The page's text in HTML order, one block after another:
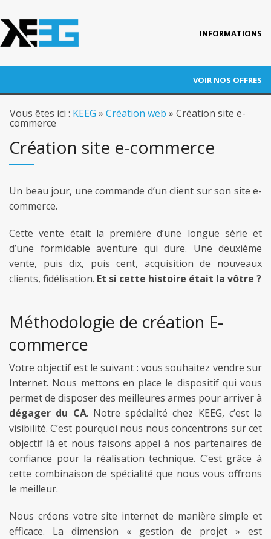
INFORMATIONS
Nos références
Blog
Contact
VOIR NOS OFFRES
RÉFÉRENCEMENT
ADWORDS
CONVERSION
AUDITS
FORMATION
AUTRES PRESTATIONS
fb
twitter
Vous êtes ici : KEEG » Création web » Création site e-
commerce
Création site e-commerce
Un beau jour, une commande d’un client sur son site e-
commerce.
Cette vente était la première d’une longue série et
d’une formidable aventure qui dure. Une deuxième
vente, puis dix, puis cent, acquisition de nouveaux
clients, fidélisation. Et si cette histoire était la vôtre ?
Méthodologie de création E-
commerce
Votre objectif est le suivant : vous souhaitez vendre sur
Internet. Nous mettons en place le dispositif qui vous
permet de disposer des meilleures armes pour arriver à
dégager du CA. Notre spécialité chez KEEG, c’est la
visibilité. C’est pourquoi nous nous concentrons sur cet
objectif là et nous faisons appel à nos partenaires de
confiance pour la réalisation technique. C’est grâce à
cette combinaison de spécialité que nous vous offrons
le meilleur.
Nous créons votre site internet de manière simple et
efficace. La dimension « gestion de projet » est